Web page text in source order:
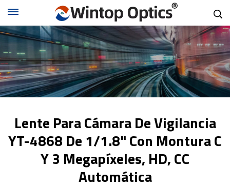
Lente Para Cámara De Vigilancia
YT-4868 De 1/1.8" Con Montura C
Y 3 Megapíxeles, HD, CC
Automática